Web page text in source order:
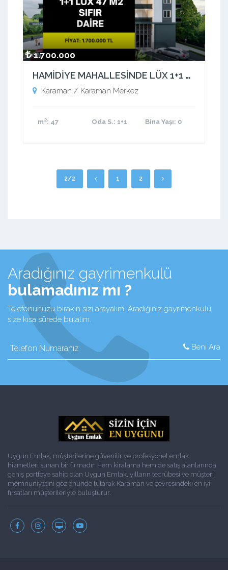
1.700.000
HAMİDİYE MAHALLESİNDE LÜX 1+1 47 M2 LÜX APARTLAR
Karaman / Karaman Merkez
m²: 47 Oda S.: 1+1 Bina Yaşı: 0
2/2 1 2
Aradığınız gayrimenkulü
bulamadınız mı ?
Telefonunuzu bırakın sizi arayalım. Aradığınız gayrimenkulü
size kısa sürede bulalım.
Beni Ara
Uygun Emlak, müşterilerine güvenilir ve profesyonel emlak
hizmetleri sunan bir firmadır. Hem kiralama hem de satış alanlarında
geniş portföye sahip olan Uygun Emlak, yılların tecrübesi ve müşteri
memnuniyetini göz önünde tutarak Karaman ve çevresindeki en iyi
fırsatları müşterileriyle buluşturur.